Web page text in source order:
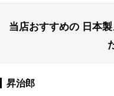
当店おすすめの 日本
昇治郎